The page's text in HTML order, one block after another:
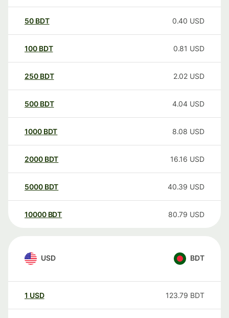
50 BDT 0.40 USD
100 BDT 0.81 USD
250 BDT 2.02 USD
500 BDT 4.04 USD
1000 BDT 8.08 USD
2000 BDT 16.16 USD
5000 BDT 40.39 USD
10000 BDT 80.79 USD
USD BDT
1 USD 123.79 BDT